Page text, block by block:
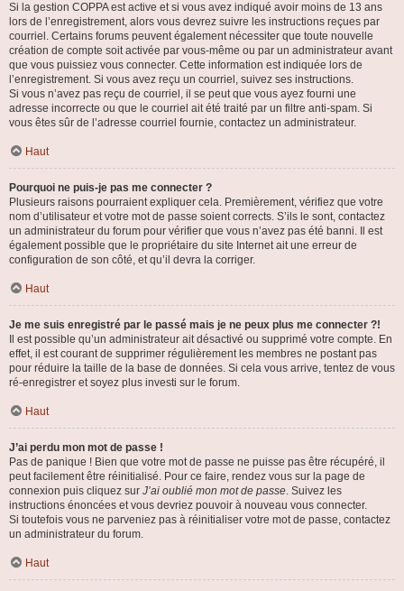
Si la gestion COPPA est active et si vous avez indiqué avoir moins de 13 ans
lors de l’enregistrement, alors vous devrez suivre les instructions reçues par
courriel. Certains forums peuvent également nécessiter que toute nouvelle
création de compte soit activée par vous-même ou par un administrateur avant
que vous puissiez vous connecter. Cette information est indiquée lors de
l’enregistrement. Si vous avez reçu un courriel, suivez ses instructions.
Si vous n’avez pas reçu de courriel, il se peut que vous ayez fourni une
adresse incorrecte ou que le courriel ait été traité par un filtre anti-spam. Si
vous êtes sûr de l’adresse courriel fournie, contactez un administrateur.
Haut
Pourquoi ne puis-je pas me connecter ?
Plusieurs raisons pourraient expliquer cela. Premièrement, vérifiez que votre
nom d’utilisateur et votre mot de passe soient corrects. S’ils le sont, contactez
un administrateur du forum pour vérifier que vous n’avez pas été banni. Il est
également possible que le propriétaire du site Internet ait une erreur de
configuration de son côté, et qu’il devra la corriger.
Haut
Je me suis enregistré par le passé mais je ne peux plus me connecter ?!
Il est possible qu’un administrateur ait désactivé ou supprimé votre compte. En
effet, il est courant de supprimer régulièrement les membres ne postant pas
pour réduire la taille de la base de données. Si cela vous arrive, tentez de vous
ré-enregistrer et soyez plus investi sur le forum.
Haut
J’ai perdu mon mot de passe !
Pas de panique ! Bien que votre mot de passe ne puisse pas être récupéré, il
peut facilement être réinitialisé. Pour ce faire, rendez vous sur la page de
connexion puis cliquez sur J’ai oublié mon mot de passe. Suivez les
instructions énoncées et vous devriez pouvoir à nouveau vous connecter.
Si toutefois vous ne parveniez pas à réinitialiser votre mot de passe, contactez
un administrateur du forum.
Haut